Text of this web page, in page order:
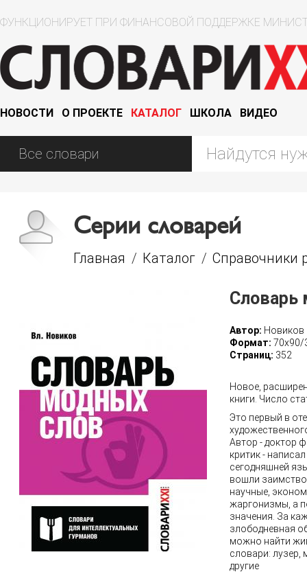
ФУНКЦИОНИРУЕТ ПРИ ФИНАНСОВОЙ ПОДДЕРЖКЕ
НОВОСТИ О ПРОЕКТЕ КАТАЛОГ ШКОЛА ВИДЕО
Серии словарей
Главная / Каталог / Справочники
Словарь
Автор: Новиков
Формат: 70х90/
Страниц: 352
Новое,
книги. Число
Это первый в
Автор - доктор
критик -
сегодняшней
вошли
научные,
жаргонизмы, а
значения. За
злободневная
можно найти
словари: лузер,
другие